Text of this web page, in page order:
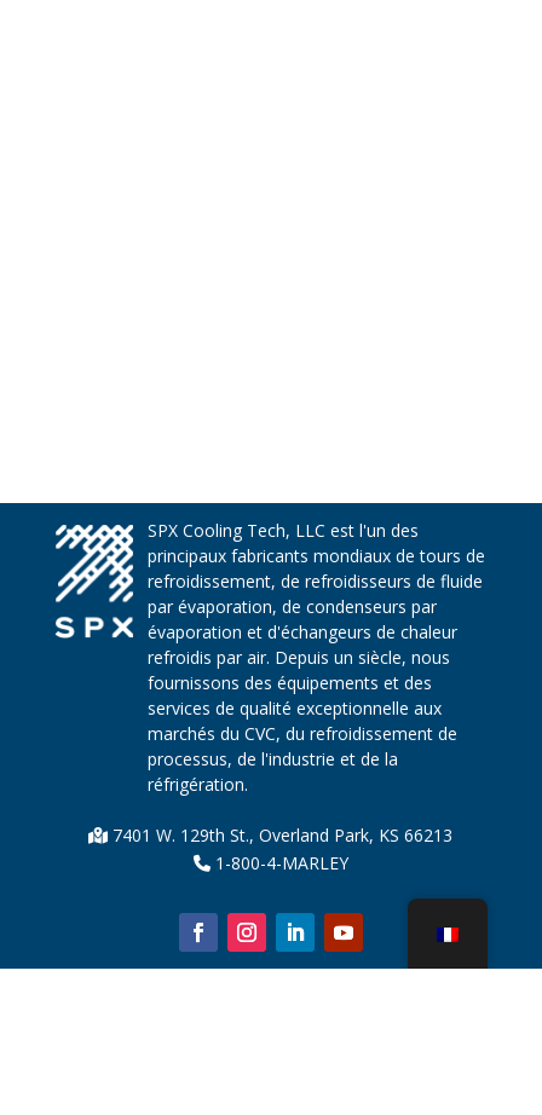
SPX Cooling Tech, LLC est l'un des
principaux fabricants mondiaux de tours de
refroidissement, de refroidisseurs de fluide
par évaporation, de condenseurs par
évaporation et d'échangeurs de chaleur
refroidis par air. Depuis un siècle, nous
fournissons des équipements et des
services de qualité exceptionnelle aux
marchés du CVC, du refroidissement de
processus, de l'industrie et de la
réfrigération.
7401 W. 129th St., Overland Park, KS 66213
1-800-4-MARLEY